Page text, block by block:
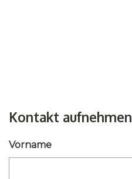
Kontakt aufnehmen
Vorname